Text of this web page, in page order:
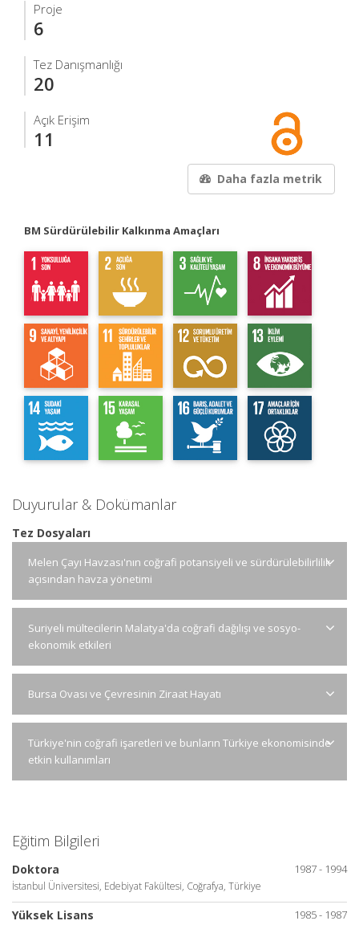
Proje
6
Tez Danışmanlığı
20
Açık Erişim
11
Daha fazla metrik
BM Sürdürülebilir Kalkınma Amaçları
Duyurular & Dokümanlar
Tez Dosyaları
Melen Çayı Havzası'nın coğrafi potansiyeli ve sürdürülebilirlilik
açısından havza yönetimi
Suriyeli mültecilerin Malatya'da coğrafi dağılışı ve sosyo-
ekonomik etkileri
Bursa Ovası ve Çevresinin Ziraat Hayatı
Türkiye'nin coğrafi işaretleri ve bunların Türkiye ekonomisinde
etkin kullanımları
Eğitim Bilgileri
1987 - 1994
Doktora
İstanbul Üniversitesi, Edebiyat Fakültesi, Coğrafya, Türkiye
1985 - 1987
Yüksek Lisans